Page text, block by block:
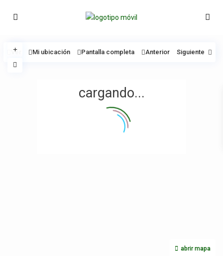
cargando...
abrir mapa
Ver Mi ubicación Pantalla completa Anterior Siguiente